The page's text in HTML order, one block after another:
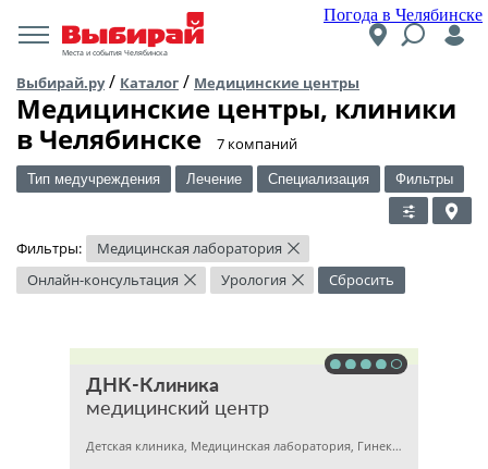
Погода в Челябинске
Места и события Челябинска
Выбирай.ру/ Каталог / Медицинские центры
Медицинские центры, клиники
в Челябинске
​7 компаний
Тип медучреждения Лечение Специализация Фильтры
Фильтры: Медицинская лаборатория ×
Онлайн-консультация × Урология × Сбросить
ДНК-Клиника
медицинский центр
Детская клиника, Медицинская лаборатория, Гинекология